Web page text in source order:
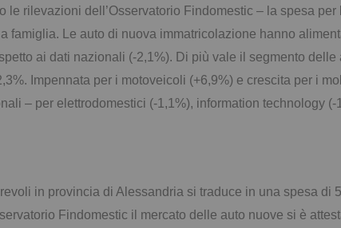
le rilevazioni dell’Osservatorio Findomestic – la spesa
famiglia. Le auto di nuova immatricolazione hanno
ai dati nazionali (-2,1%). Di più vale il segmento delle
Impennata per i motoveicoli (+6,9%) e crescita per i
– per elettrodomestici (-1,1%), information technology
in provincia di Alessandria si traduce in una spesa di
Findomestic il mercato delle auto nuove si è